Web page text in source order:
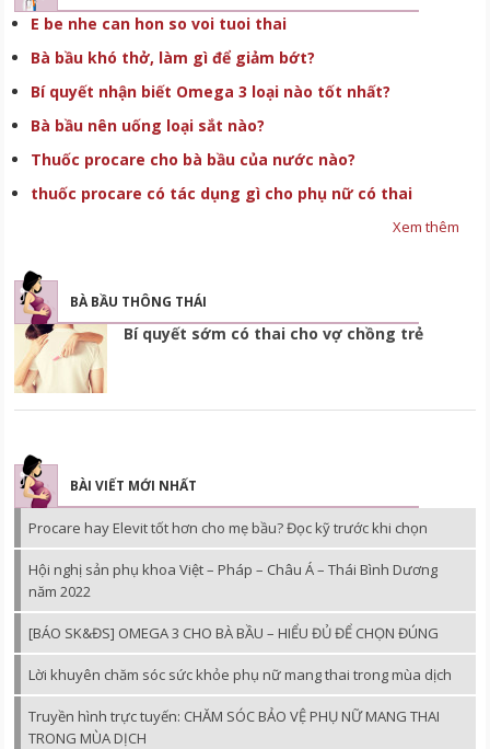
E be nhe can hon so voi tuoi thai
Bà bầu khó thở, làm gì để giảm bớt?
Bí quyết nhận biết Omega 3 loại nào tốt nhất?
Bà bầu nên uống loại sắt nào?
Thuốc procare cho bà bầu của nước nào?
thuốc procare có tác dụng gì cho phụ nữ có thai
Xem thêm
BÀ BẦU THÔNG THÁI
Bí quyết sớm có thai cho vợ chồng trẻ
BÀI VIẾT MỚI NHẤT
Procare hay Elevit tốt hơn cho mẹ bầu? Đọc kỹ trước khi chọn
Hội nghị sản phụ khoa Việt – Pháp – Châu Á – Thái Bình Dương
năm 2022
[BÁO SK&ĐS] OMEGA 3 CHO BÀ BẦU – HIỂU ĐỦ ĐỂ CHỌN ĐÚNG
Lời khuyên chăm sóc sức khỏe phụ nữ mang thai trong mùa dịch
Truyền hình trực tuyến: CHĂM SÓC BẢO VỆ PHỤ NỮ MANG THAI
TRONG MÙA DỊCH